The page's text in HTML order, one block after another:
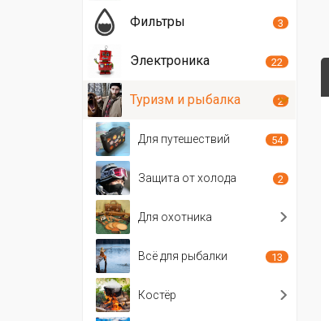
Фильтры 3
Электроника 22
Туризм и рыбалка 2
Для путешествий 54
Защита от холода 2
Для охотника
Всё для рыбалки 13
Костёр